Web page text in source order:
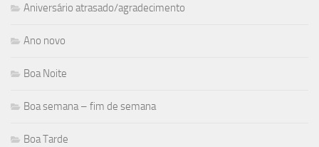
Aniversário atrasado/agradecimento
Ano novo
Boa Noite
Boa semana – fim de semana
Boa Tarde